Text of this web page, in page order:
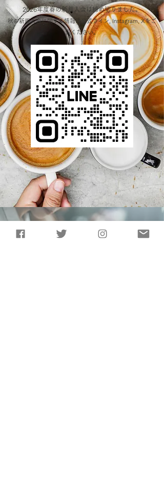
2026年度春の新規入会は締め切りました。
秋の​新規入会に関する情報は公式ライン, Instagram, Xをご
覧ください。